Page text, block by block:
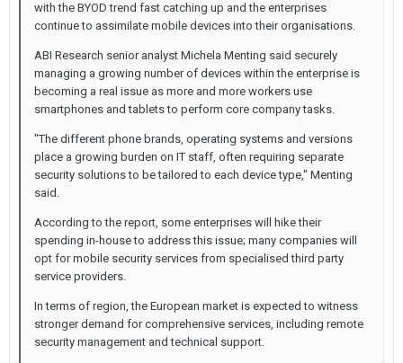
with the BYOD trend fast catching up and the enterprises
continue to assimilate mobile devices into their organisations.
ABI Research senior analyst Michela Menting said securely
managing a growing number of devices within the enterprise is
becoming a real issue as more and more workers use
smartphones and tablets to perform core company tasks.
"The different phone brands, operating systems and versions
place a growing burden on IT staff, often requiring separate
security solutions to be tailored to each device type," Menting
said.
According to the report, some enterprises will hike their
spending in-house to address this issue; many companies will
opt for mobile security services from specialised third party
service providers.
In terms of region, the European market is expected to witness
stronger demand for comprehensive services, including remote
security management and technical support.